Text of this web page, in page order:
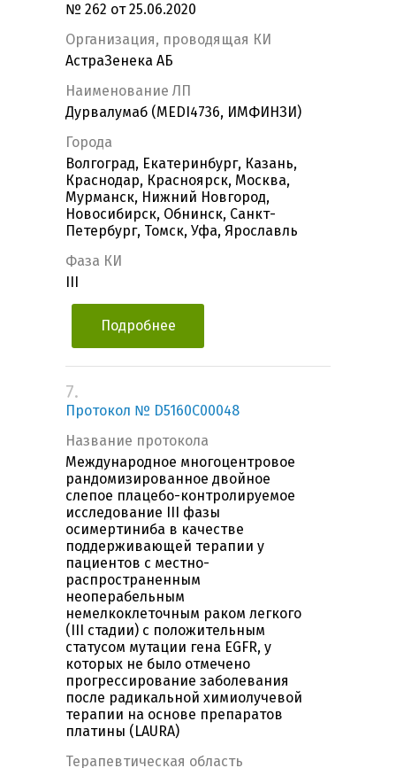
№ 262 от 25.06.2020
Организация, проводящая КИ
АстраЗенека АБ
Наименование ЛП
Дурвалумаб (MEDI4736, ИМФИНЗИ)
Города
Волгоград, Екатеринбург, Казань,
Краснодар, Красноярск, Москва,
Мурманск, Нижний Новгород,
Новосибирск, Обнинск, Санкт-
Петербург, Томск, Уфа, Ярославль
Фаза КИ
Подробнее
7.
Протокол № D5160C00048
Название протокола
Международное многоцентровое
рандомизированное двойное
слепое плацебо-контролируемое
исследование III фазы
осимертиниба в качестве
поддерживающей терапии у
пациентов с местно-
распространенным
неоперабельным
немелкоклеточным раком легкого
(III стадии) с положительным
статусом мутации гена EGFR, у
которых не было отмечено
прогрессирование заболевания
после радикальной химиолучевой
терапии на основе препаратов
платины (LAURA)
Терапевтическая область